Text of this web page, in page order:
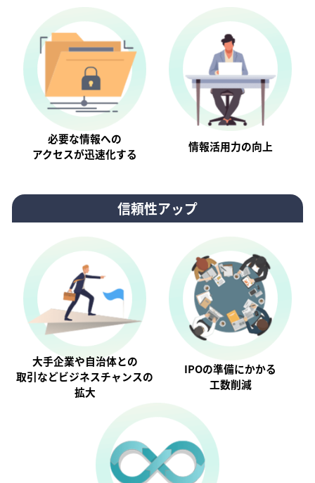
必要な情報への
アクセスが迅速化する
情報活⽤⼒の向上
信頼性アップ
大手企業や自治体との
取引などビジネスチャンスの
拡大
IPOの準備にかかる
工数削減